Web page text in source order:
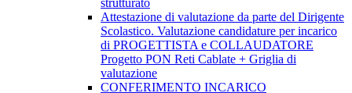
strutturato
Attestazione di valutazione da parte del Dirigente
Scolastico. Valutazione candidature per incarico
di PROGETTISTA e COLLAUDATORE
Progetto PON Reti Cablate + Griglia di
valutazione
CONFERIMENTO INCARICO